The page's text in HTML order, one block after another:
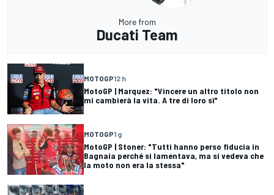
More from
Ducati Team
MOTOGP12 h
MotoGP | Marquez: "Vincere un altro titolo non
mi cambierà la vita. A tre di loro sì"
MOTOGP1 g
MotoGP | Stoner: "Tutti hanno perso fiducia in
Bagnaia perché si lamentava, ma si vedeva che
la moto non era la stessa"